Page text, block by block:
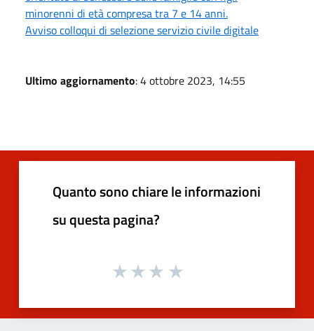
minorenni di età compresa tra 7 e 14 anni.
Avviso colloqui di selezione servizio civile digitale
Ultimo aggiornamento: 4 ottobre 2023, 14:55
Quanto sono chiare le informazioni
su questa pagina?